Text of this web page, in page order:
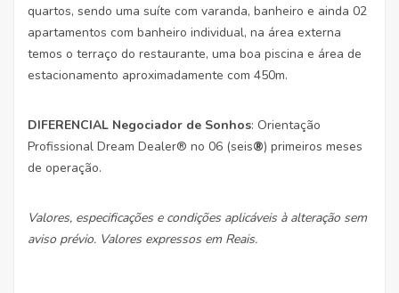
quartos, sendo uma suíte com varanda, banheiro e ainda 02
apartamentos com banheiro individual, na área externa
temos o terraço do restaurante, uma boa piscina e área de
estacionamento aproximadamente com 450m.
DIFERENCIAL Negociador de Sonhos: Orientação
Profissional Dream Dealer® no 06 (seis®) primeiros meses
de operação.
Valores, especificações e condições aplicáveis à alteração sem
aviso prévio. Valores expressos em Reais.